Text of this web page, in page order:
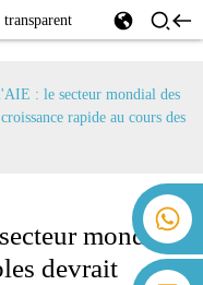
Sally Chen
Iris Hong
: le secteur mondial des
rapide au cours des
mondial
devrait